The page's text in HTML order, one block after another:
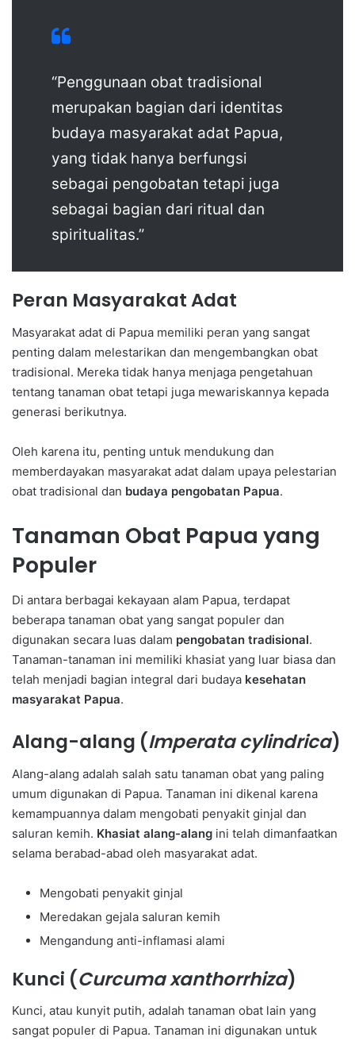
“Penggunaan obat tradisional
merupakan bagian dari identitas
budaya masyarakat adat Papua,
yang tidak hanya berfungsi
sebagai pengobatan tetapi juga
sebagai bagian dari ritual dan
spiritualitas.”
Peran Masyarakat Adat
Masyarakat adat di Papua memiliki peran yang sangat
penting dalam melestarikan dan mengembangkan obat
tradisional. Mereka tidak hanya menjaga pengetahuan
tentang tanaman obat tetapi juga mewariskannya kepada
generasi berikutnya.
Oleh karena itu, penting untuk mendukung dan
memberdayakan masyarakat adat dalam upaya pelestarian
obat tradisional dan budaya pengobatan Papua.
Tanaman Obat Papua yang
Populer
Di antara berbagai kekayaan alam Papua, terdapat
beberapa tanaman obat yang sangat populer dan
digunakan secara luas dalam pengobatan tradisional.
Tanaman-tanaman ini memiliki khasiat yang luar biasa dan
telah menjadi bagian integral dari budaya kesehatan
masyarakat Papua.
Alang-alang (Imperata cylindrica)
Alang-alang adalah salah satu tanaman obat yang paling
umum digunakan di Papua. Tanaman ini dikenal karena
kemampuannya dalam mengobati penyakit ginjal dan
saluran kemih. Khasiat alang-alang ini telah dimanfaatkan
selama berabad-abad oleh masyarakat adat.
Mengobati penyakit ginjal
Meredakan gejala saluran kemih
Mengandung anti-inflamasi alami
Kunci (Curcuma xanthorrhiza)
Kunci, atau kunyit putih, adalah tanaman obat lain yang
sangat populer di Papua. Tanaman ini digunakan untuk